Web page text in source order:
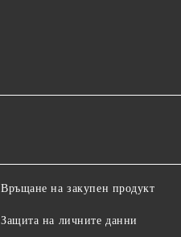
Връщане на закупен продукт
Защита на личните данни